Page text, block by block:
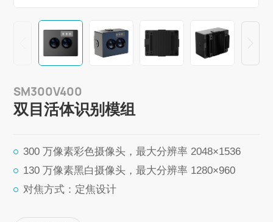
SM300V400
双目活体识别模组
300 万像素彩色摄像头，最大分辨率 2048×1536
130 万像素黑白摄像头，最大分辨率 1280×960
对焦方式：定焦设计